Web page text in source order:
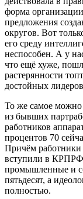
форма
предложения
округов. Вот
его среду
неспособен. А у
что ещё хуже,
растерянности
достойных
То же самое можно
из бывших
работников
процентов 70
Причём работники
вступили в
промышленные и
пятьдесят, а
полностью.